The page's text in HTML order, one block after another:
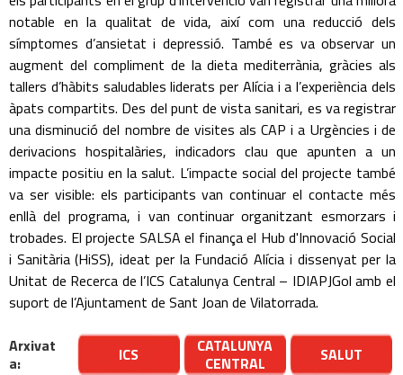
notable en la qualitat de vida, així com una reducció dels
símptomes d’ansietat i depressió. També es va observar un
augment del compliment de la dieta mediterrània, gràcies als
tallers d’hàbits saludables liderats per Alícia i a l’experiència dels
àpats compartits. Des del punt de vista sanitari, es va registrar
una disminució del nombre de visites als CAP i a Urgències i de
derivacions hospitalàries, indicadors clau que apunten a un
impacte positiu en la salut. L’impacte social del projecte també
va ser visible: els participants van continuar el contacte més
enllà del programa, i van continuar organitzant esmorzars i
trobades. El projecte SALSA el finança el Hub d'Innovació Social
i Sanitària (HiSS), ideat per la Fundació Alícia i dissenyat per la
Unitat de Recerca de l’ICS Catalunya Central – IDIAPJGol amb el
suport de l’Ajuntament de Sant Joan de Vilatorrada.
Arxivat
a:
ICS
CATALUNYA
CENTRAL
SALUT